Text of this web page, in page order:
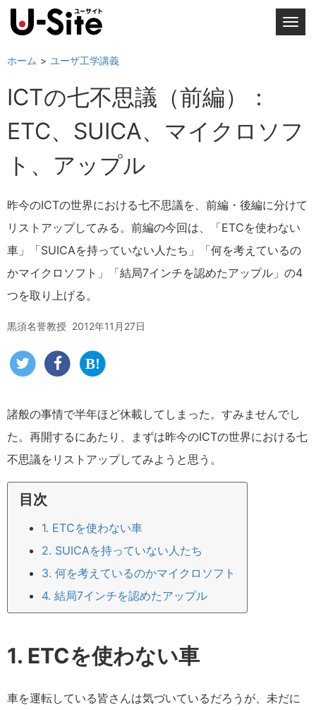
T
n
a
a
t
i
n
ホーム ユーザ工学講義
ICTの七不思議（前編）：
ETC、SUICA、マイクロソフ
ト、アップル
昨今のICTの世界における七不思議を、前編・後編に分けて
リストアップしてみる。前編の今回は、「ETCを使わない
車」「SUICAを持っていない人たち」「何を考えているの
かマイクロソフト」「結局7インチを認めたアップル」の4
つを取り上げる。
黒須名誉教授 2012年11月27日
諸般の事情で半年ほど休載してしまった。すみませんでし
た。再開するにあたり、まずは昨今のICTの世界における七
不思議をリストアップしてみようと思う。
目次
1. ETCを使わない車
2. SUICAを持っていない人たち
3. 何を考えているのかマイクロソフト
4. 結局7インチを認めたアップル
1. ETCを使わない車
車を運転している皆さんは気づいているだろうが、未だに